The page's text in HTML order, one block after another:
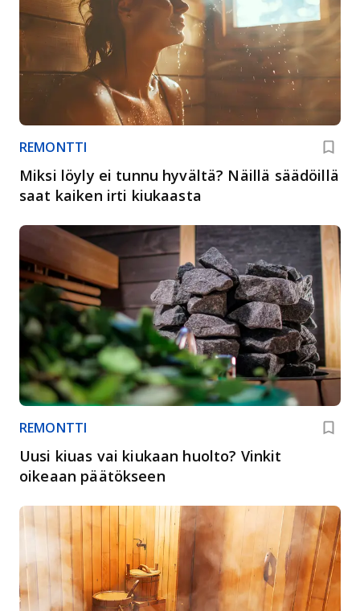
REMONTTI
Miksi löyly ei tunnu hyvältä? Näillä säädöillä
saat kaiken irti kiukaasta
REMONTTI
Uusi kiuas vai kiukaan huolto? Vinkit
oikeaan päätökseen